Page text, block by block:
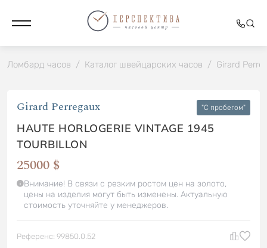
Ломбард часов / Каталог швейцарских часов / Girard
Girard Perregaux "C пробегом"
HAUTE HORLOGERIE VINTAGE 1945
TOURBILLON
25000 $
Внимание! В связи с резким ростом цен на золото,
цены на изделия могут быть изменены. Актуальную
стоимость уточняйте у менеджеров.
Референс: 99850.0.52